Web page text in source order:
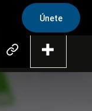
Únete